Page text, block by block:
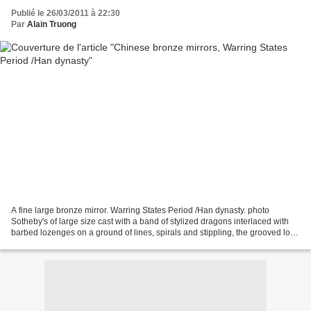
Publié le 26/03/2011 à 22:30
Par Alain Truong
A fine large bronze mirror. Warring States Period /Han dynasty. photo
Sotheby's of large size cast with a band of stylized dragons interlaced with
barbed lozenges on a ground of lines, spirals and stippling, the grooved loop